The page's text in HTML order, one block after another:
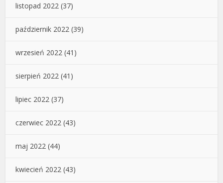
listopad 2022 (37)
październik 2022 (39)
wrzesień 2022 (41)
sierpień 2022 (41)
lipiec 2022 (37)
czerwiec 2022 (43)
maj 2022 (44)
kwiecień 2022 (43)